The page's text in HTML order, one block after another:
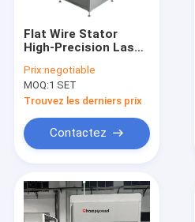
Flat Wire Stator
High-Precision Laser
Machine
Prix:negotiable
MOQ:1 SET
Trouvez les derniers prix
Contactez